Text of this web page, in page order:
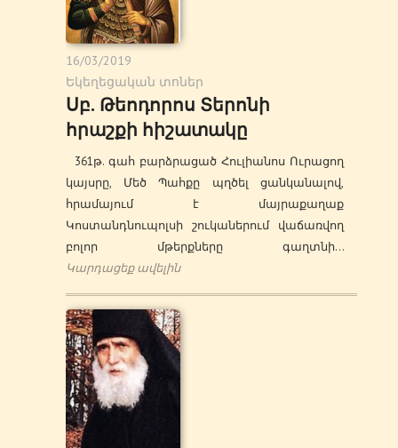
16/03/2019
Եկեղեցական տոներ
Սբ. Թեոդորոս Տերոնի
հրաշքի հիշատակը
361թ. գահ բարձրացած Հուլիանոս Ուրացող
կայսրը, Մեծ Պահքը պղծել ցանկանալով,
հրամայում է մայրաքաղաք
Կոստանդնուպոլսի շուկաներում վաճառվող
բոլոր մթերքները գաղտնի…
Կարդացեք ավելին